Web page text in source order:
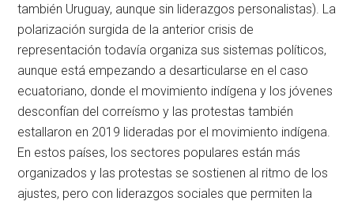
también Uruguay, aunque sin liderazgos personalistas). La
polarización surgida de la anterior crisis de
representación todavía organiza sus sistemas políticos,
aunque está empezando a desarticularse en el caso
ecuatoriano, donde el movimiento indígena y los jóvenes
desconfían del correísmo y las protestas también
estallaron en 2019 lideradas por el movimiento indígena.
En estos países, los sectores populares están más
organizados y las protestas se sostienen al ritmo de los
ajustes, pero con liderazgos sociales que permiten la